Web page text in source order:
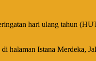
hari ulang tahun
Istana Merdeka,